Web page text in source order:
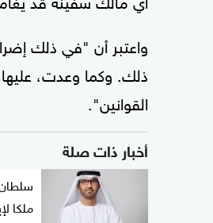
واعتبر أن "في ذلك
ذلك. وكما وعدت، عليها
القوانين".
أخبار ذات صلة
ملكا